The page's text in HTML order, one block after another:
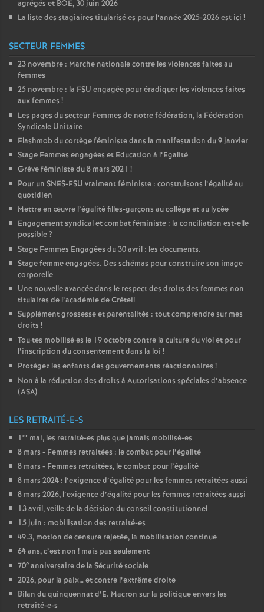
agrégés et BOE, 30 juin 2026
La liste des stagiaires titularisé·es pour l’année 2025-2026 est ici !
SECTEUR FEMMES
23 novembre : Marche nationale contre les violences faites au
femmes
25 novembre : la FSU engagée pour éradiquer les violences faites
aux femmes !
Les pages du secteur Femmes de notre fédération, la Fédération
Syndicale Unitaire
Flashmob du cortège féministe dans la manifestation du 9 janvier
Stage Femmes engagées et Education à l’Egalité
Grève féministe du 8 mars 2021 !
Pour un SNES-FSU vraiment féministe : construisons l’égalité au
quotidien
Mettre en œuvre l’égalité filles-garçons au collège et au lycée
Engagement syndical et combat féministe : la conciliation est-elle
possible?
Stage Femmes Engagées du 30 avril : les documents.
Stage femme engagées. Des schémas pour construire son image
corporelle
Une nouvelle avancée dans le respect des droits des femmes non
titulaires de l’académie de Créteil
Supplément grossesse et parentalités : tout comprendre sur mes
droits !
Tou·tes mobilisé·es le 19 octobre contre la culture du viol et pour
l’inscription du consentement dans la loi !
Protégez les enfants des gouvernements réactionnaires !
Non à la réduction des droits à Autorisations spéciales d’absence
(ASA)
LES RETRAITÉ-E-S
1 er mai, les retraité-es plus que jamais mobilisé-es
8 mars - Femmes retraitées : le combat pour l’égalité
8 mars - Femmes retraitées, le combat pour l’égalité
8 mars 2024 : l’exigence d’égalité pour les femmes retraitées aussi
8 mars 2026, l’exigence d’égalité pour les femmes retraitées aussi
13 avril, veille de la décision du conseil constitutionnel
15 juin : mobilisation des retraité-es
49.3, motion de censure rejetée, la mobilisation continue
64 ans, c’est non ! mais pas seulement
70e anniversaire de la Sécurité sociale
2026, pour la paix… et contre l’extrême droite
Bilan du quinquennat d’E. Macron sur la politique envers les
retraité-e-s